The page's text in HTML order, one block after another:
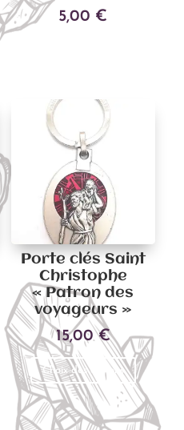
5,00 €
sur
la
Porte clés Saint
Christophe
« Patron des
voyageurs »
15,00€
Choix des options
Ce
produit
a